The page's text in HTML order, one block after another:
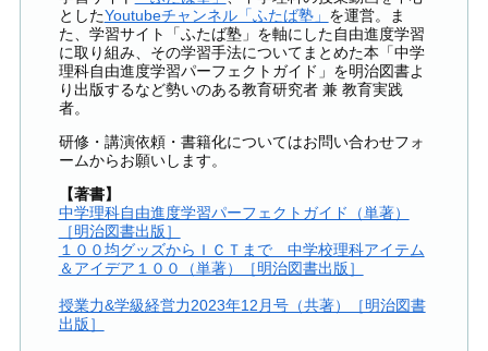
としたYoutubeチャンネル「ふたば塾」 を運営。ま
た、学習サイト「ふたば塾」を軸にした自由進度学習
に取り組み、その学習手法についてまとめた本「中学
理科自由進度学習パーフェクトガイド」を明治図書よ
り出版するなど勢いのある教育研究者 兼 教育実践
者。
研修・講演依頼・書籍化についてはお問い合わせフォ
ームからお願いします。
【著書】
中学理科自由進度学習パーフェクトガイド（単著）
［明治図書出版］
１００均グッズからＩＣＴまで 中学校理科アイテム
＆アイデア１００（単著）［明治図書出版］
授業力&学級経営力2023年12月号（共著）［明治図書
出版］